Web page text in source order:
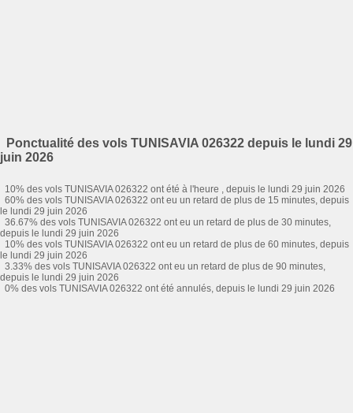
Ponctualité des vols TUNISAVIA 026322 depuis le lundi 29
juin 2026
10% des vols TUNISAVIA 026322 ont été à l'heure , depuis le lundi 29 juin 2026
60% des vols TUNISAVIA 026322 ont eu un retard de plus de 15 minutes, depuis
le lundi 29 juin 2026
36.67% des vols TUNISAVIA 026322 ont eu un retard de plus de 30 minutes,
depuis le lundi 29 juin 2026
10% des vols TUNISAVIA 026322 ont eu un retard de plus de 60 minutes, depuis
le lundi 29 juin 2026
3.33% des vols TUNISAVIA 026322 ont eu un retard de plus de 90 minutes,
depuis le lundi 29 juin 2026
0% des vols TUNISAVIA 026322 ont été annulés, depuis le lundi 29 juin 2026